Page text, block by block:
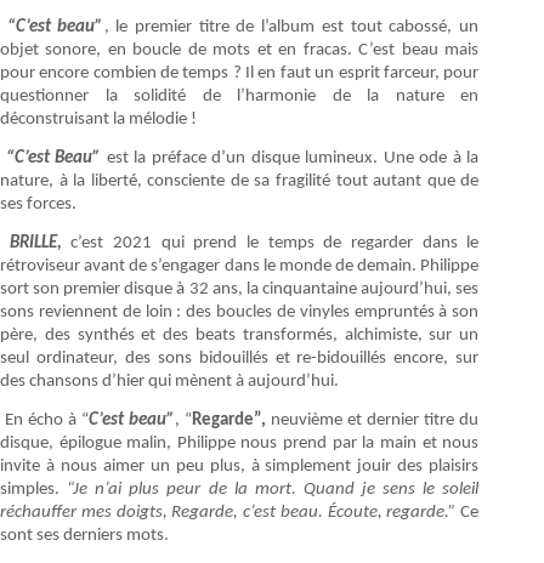
“C’est beau” , le premier titre de l’album est tout cabossé, un
objet sonore, en boucle de mots et en fracas. C’est beau mais
pour encore combien de temps ? Il en faut un esprit farceur, pour
questionner la solidité de l’harmonie de la nature en
déconstruisant la mélodie !
“C’est Beau” est la préface d’un disque lumineux. Une ode à la
nature, à la liberté, consciente de sa fragilité tout autant que de
ses forces.
BRILLE,c’est 2021 qui prend le temps de regarder dans le
rétroviseur avant de s’engager dans le monde de demain. Philippe
sort son premier disque à 32 ans, la cinquantaine aujourd’hui, ses
sons reviennent de loin : des boucles de vinyles empruntés à son
père, des synthés et des beats transformés, alchimiste, sur un
seul ordinateur, des sons bidouillés et re-bidouillés encore, sur
des chansons d’hier qui mènent à aujourd’hui.
En écho à “C’est beau” , “ Regarde”, neuvième et dernier titre du
disque, épilogue malin, Philippe nous prend par la main et nous
invite à nous aimer un peu plus, à simplement jouir des plaisirs
simples. “Je n’ai plus peur de la mort. Quand je sens le soleil
réchauffer mes doigts, Regarde, c’est beau. Écoute, regarde.” Ce
sont ses derniers mots.